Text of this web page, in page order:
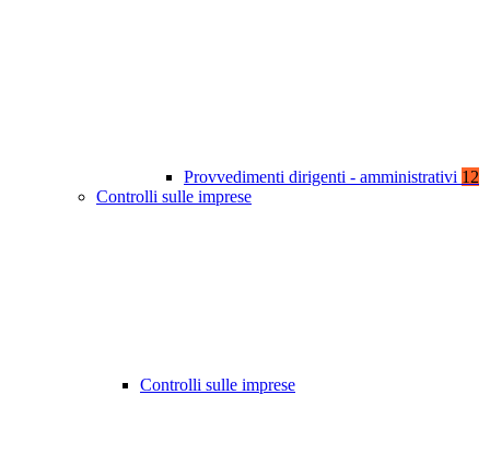
Provvedimenti dirigenti - amministrativi 12
Controlli sulle imprese
Controlli sulle imprese